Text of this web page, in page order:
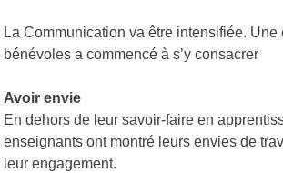
La Communication va être intensifiée. Une
bénévoles a commencé à s’y consacrer
Avoir envie
En dehors de leur savoir-faire en
enseignants ont montré leurs envies de
leur engagement.